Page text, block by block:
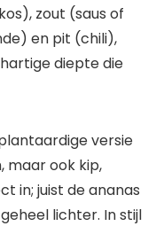
zout (saus of
en pit (chili),
diepte die
versie
maar ook kip,
in; juist de ananas
lichter. In stijl